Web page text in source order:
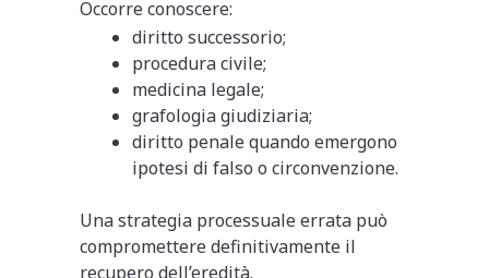
Occorre conoscere:
diritto successorio;
procedura civile;
medicina legale;
grafologia giudiziaria;
diritto penale quando emergono
ipotesi di falso o circonvenzione.
Una strategia processuale errata può
compromettere definitivamente il
recupero dell’eredità.